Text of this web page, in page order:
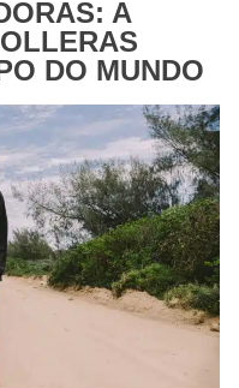
A
DO MUNDO